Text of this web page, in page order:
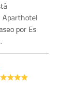
Aparthotel
por Es